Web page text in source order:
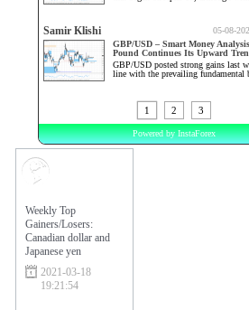
Weekly Top
Gainers/Losers:
Canadian dollar and
Japanese yen
2021-03-18
19:21:54